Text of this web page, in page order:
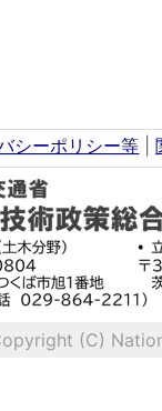
シーポリシー等 |
(C)